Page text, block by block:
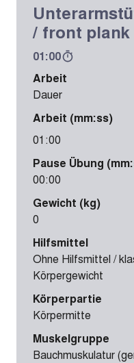
/ front plank
01:00
Arbeit
Dauer
Arbeit (mm:ss)
01:00
Pause Übung
00:00
Gewicht (kg)
0
Hilfsmittel
Ohne Hilfsmittel /
Körpergewicht
Körperpartie
Körpermitte
Muskelgruppe
Bauchmuskulatur